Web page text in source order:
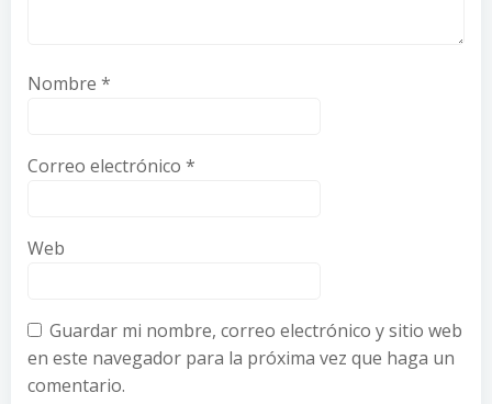
Nombre *
Correo electrónico *
Web
Guardar mi nombre, correo electrónico y sitio web
en este navegador para la próxima vez que haga un
comentario.